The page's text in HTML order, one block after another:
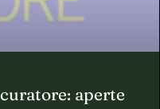
aperte